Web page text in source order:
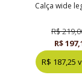
calça wide
R$
R$
R$ 187,25